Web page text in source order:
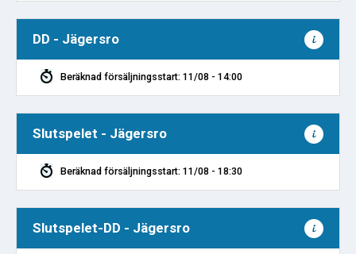
DD - Jägersro
Beräknad försäljningsstart: 11/08 - 14:00
Slutspelet - Jägersro
Beräknad försäljningsstart: 11/08 - 18:30
Slutspelet-DD - Jägersro